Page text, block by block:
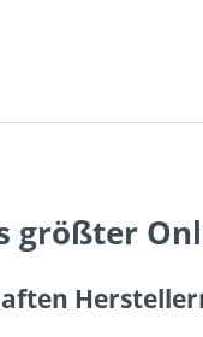
größter